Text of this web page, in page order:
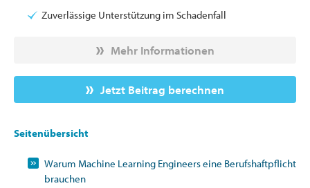
Zuverlässige Unterstützung im Schadenfall
Mehr Informationen
Jetzt Beitrag berechnen
Seitenübersicht
Warum Machine Learning Engineers eine Berufshaftpflicht
brauchen